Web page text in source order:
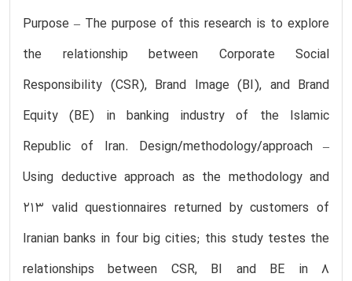
Purpose – The purpose of this research is to explore
the relationship between Corporate Social
Responsibility (CSR), Brand Image (BI), and Brand
Equity (BE) in banking industry of the Islamic
Republic of Iran. Design/methodology/approach –
Using deductive approach as the methodology and
213 valid questionnaires returned by customers of
Iranian banks in four big cities; this study testes the
relationships between CSR, BI and BE in 8